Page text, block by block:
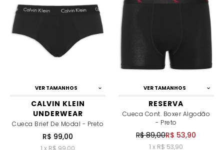
VER TAMANHOS
CALVIN KLEIN
UNDERWEAR
Cueca Brief De Modal - Preto
R$ 99,00
1 x R$ 99,00
VER TAMANHOS
RESERVA
Cueca Cont. Boxer Algodão
- Preto
R$ 89,00R$ 53,90
1 x R$ 53,90